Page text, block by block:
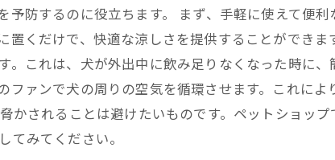
防するのに役立ちます。 まず、手軽に使えて便
くだけで、快適な涼しさを提供することができ
これは、犬が外出中に飲み足りなくなった時に、
ァンで犬の周りの空気を循環させます。これに
かされることは避けたいものです。ペットショッ
みてください。